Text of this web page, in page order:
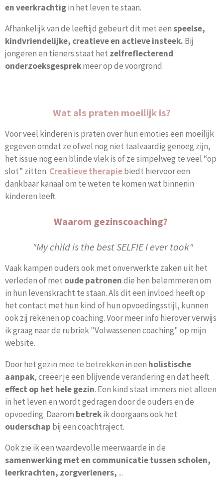
en veerkrachtigin het leven te staan.
Afhankelijk van de leeftijd gebeurt dit met eenspeelse,
kindvriendelijke, creatieve en actieve insteek. Bij
jongeren en tieners staat het zelfreflecterend
onderzoeksgesprekmeer op de voorgrond.
Wat als praten moeilijk is?
Voor veel kinderen is praten over hun emoties een moeilijk
gegeven omdat ze ofwel nog niet taalvaardig genoeg zijn,
het issue nog een blinde vlek is of ze simpelweg te veel “op
slot” zitten. Creatieve therapiebiedt hiervoor een
dankbaar kanaal om te weten te komen wat binnenin
kinderen leeft.
Waarom gezinscoaching?
"My child is the best SELFIE I ever took"
Vaak kampen ouders ook met onverwerkte zaken uit het
verleden of met oude patronendie hen belemmeren om
in hun levenskracht te staan. Als dit een invloed heeft op
het contact met hun kind of hun opvoedingsstijl, kunnen
ook zij rekenen op coaching. Voor meer info hierover verwijs
ik graag naar de rubriek "Volwassenen coaching" op mijn
website.
Door het gezin mee te betrekken in een holistische
aanpak, creëer je een blijvende verandering en dat heeft
effect op het hele gezin. Een kind staat immers niet alleen
in het leven en wordt gedragen door de ouders en de
opvoeding. Daarom betrekik doorgaans ook het
ouderschap bij een coachtraject.
Ook zie ik een waardevolle meerwaarde in de
samenwerking met en communicatie tussen scholen,
leerkrachten, zorgverleners,...